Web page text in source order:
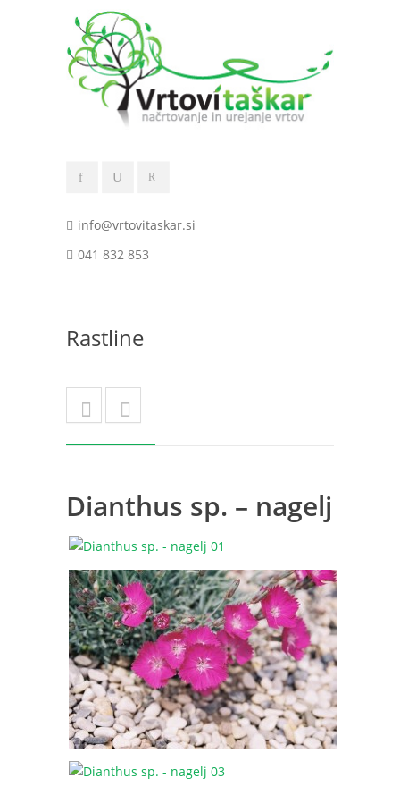
info@vrtovitaskar.si
041 832 853
Rastline
Dianthus sp. – nagelj